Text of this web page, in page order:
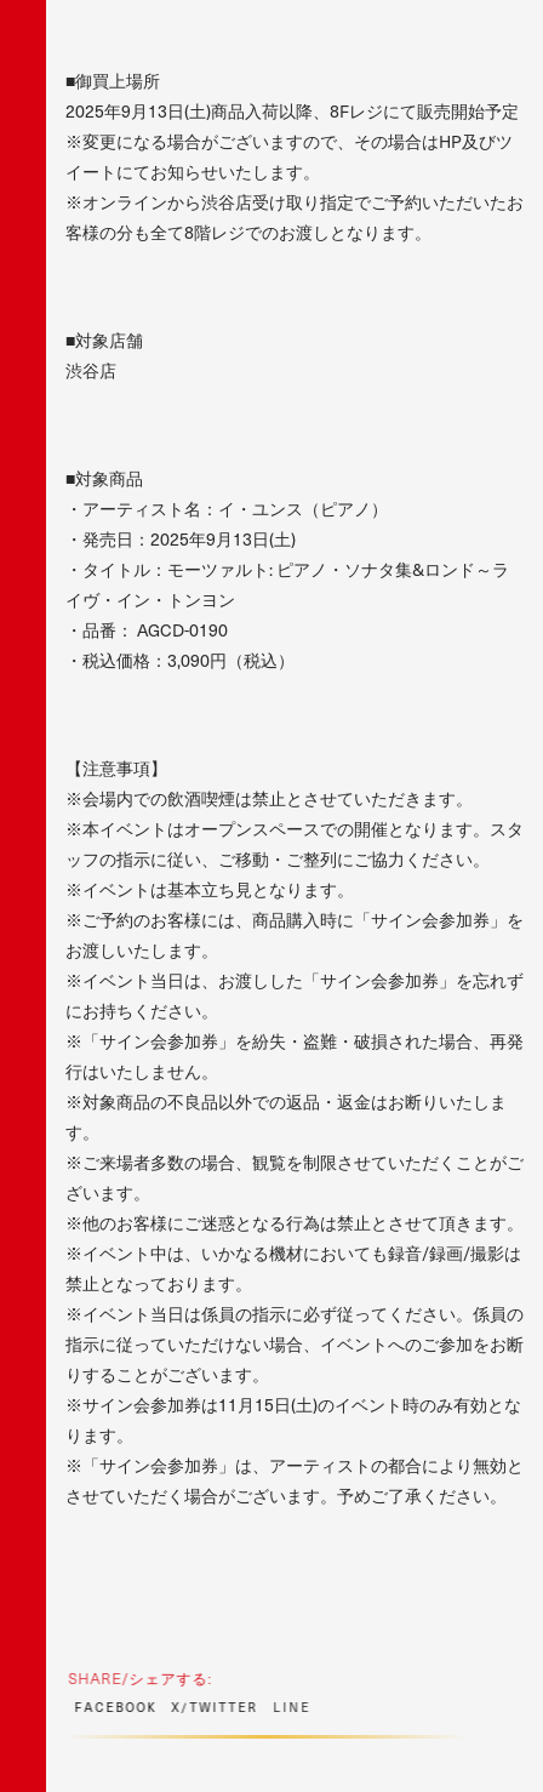
■御買上場所
2025年9月13日(土)商品入荷以降、8Fレジにて販売開始予定
※変更になる場合がございますので、その場合はHP及びツ
イートにてお知らせいたします。
※オンラインから渋谷店受け取り指定でご予約いただいたお
客様の分も全て8階レジでのお渡しとなります。
■対象店舗
渋谷店
■対象商品
・アーティスト名：イ・ユンス（ピアノ）
・発売日：2025年9月13日(土)
・タイトル：モーツァルト: ピアノ・ソナタ集&ロンド～ラ
イヴ・イン・トンヨン
・品番： AGCD-0190
・税込価格：3,090円（税込）
【注意事項】
※会場内での飲酒喫煙は禁止とさせていただきます。
※本イベントはオープンスペースでの開催となります。スタ
ッフの指示に従い、ご移動・ご整列にご協力ください。
※イベントは基本立ち見となります。
※ご予約のお客様には、商品購入時に「サイン会参加券」を
お渡しいたします。
※イベント当日は、お渡しした「サイン会参加券」を忘れず
にお持ちください。
※「サイン会参加券」を紛失・盗難・破損された場合、再発
行はいたしません。
※対象商品の不良品以外での返品・返金はお断りいたしま
す。
※ご来場者多数の場合、観覧を制限させていただくことがご
ざいます。
※他のお客様にご迷惑となる行為は禁止とさせて頂きます。
※イベント中は、いかなる機材においても録音/録画/撮影は
禁止となっております。
※イベント当日は係員の指示に必ず従ってください。係員の
指示に従っていただけない場合、イベントへのご参加をお断
りすることがございます。
※サイン会参加券は11月15日(土)のイベント時のみ有効とな
ります。
※「サイン会参加券」は、アーティストの都合により無効と
させていただく場合がございます。予めご了承ください。
SHARE/シェアする:
FACEBOOK X/TWITTER INE